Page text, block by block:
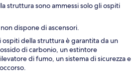
struttura sono ammessi solo gli ospiti
dispone di ascensori.
ospiti della struttura è garantita da un
di carbonio, un estintore
di fumo, un sistema di sicurezza e